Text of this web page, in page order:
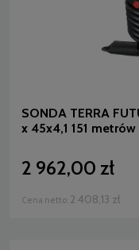
SONDA TERRA
x 45x4,1 151 metrów
2 962,00 zł
Cena netto: 2 408,13 zł